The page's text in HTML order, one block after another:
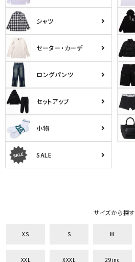
シャツ
セーター・カーデ
ロングパンツ
セットアップ
小物
SALE
サイズから探す
XS S M
XXL XXXL 29inc